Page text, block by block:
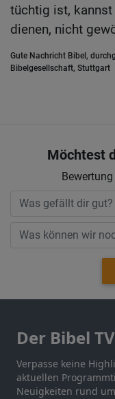
tüchtig ist,
dienen, nicht
Gute Nachricht Bibel,
Bibelgesellschaft, Stuttgart
Möchtest
Der Bibel
Verpasse keine
aktuellen
Neuigkeiten rund